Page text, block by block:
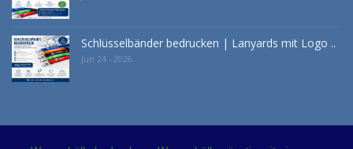
Schlüsselbänder bedrucken | Lanyards mit Logo ..
Jun 24 - 2026